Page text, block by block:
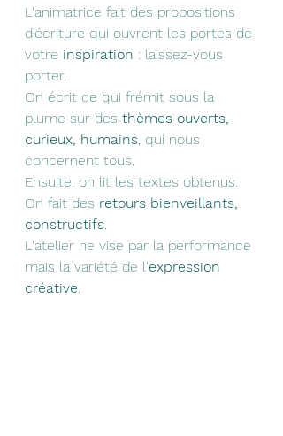
L'animatrice fait des propositions
d'écriture qui ouvrent les portes de
votre inspiration : laissez-vous
porter.
On écrit ce qui frémit sous la
plume sur des thèmes ouverts,
curieux, humains, qui nous
concernent tous.
Ensuite, on lit les textes obtenus.
On fait des retours bienveillants,
constructifs.
L'atelier ne vise par la performance
mais la variété de l'expression
créative.